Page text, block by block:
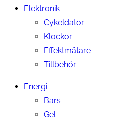
Elektronik
Cykeldator
Klockor
Effektmätare
Tillbehör
Energi
Bars
Gel